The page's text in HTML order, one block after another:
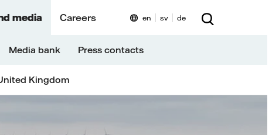
media Careers
Media bank Press contacts
Kingdom
en sv de